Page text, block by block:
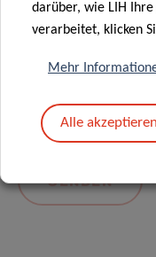
Mit dem
darüber, wie LIH
verarbeitet, klicken
Mehr
Alle akzeptieren